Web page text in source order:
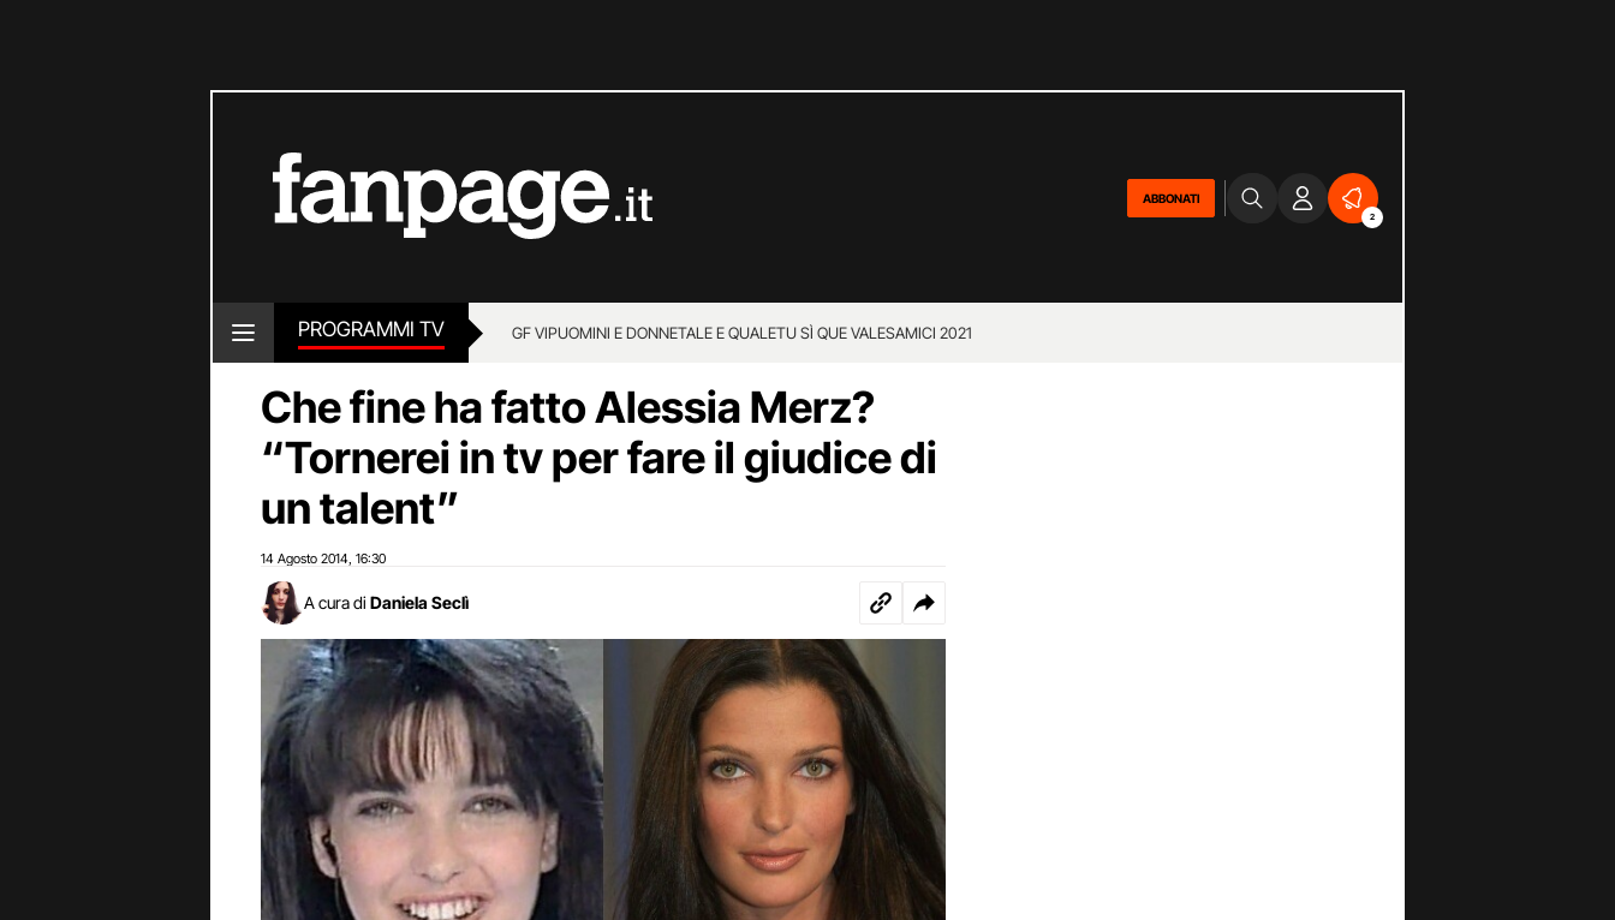
ABBONATI
2
PROGRAMMI TV GF VIPUOMINI E DONNETALE E QUALETU SÌ QUE VALESAMICI 2021
Che fine ha fatto Alessia Merz?
“Tornerei in tv per fare il giudice di
un talent”
14 Agosto 2014 16:30
A cura di Daniela Seclì